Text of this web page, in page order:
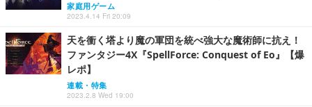
家庭用ゲーム
2023.4.14 Fri 20:09
天を衝く塔より魔の軍団を統べ強大な魔術師に抗え！
ファンタジー4X『SpellForce: Conquest of Eo』【爆
レポ】
連載・特集
2023.2.8 Wed 19:00